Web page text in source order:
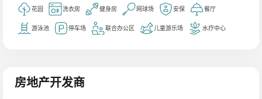
花园 洗衣房 健身房 网球场 安保 餐厅
游泳池 停车场 联合办公区 儿童游乐场 水疗中心
房地产开发商